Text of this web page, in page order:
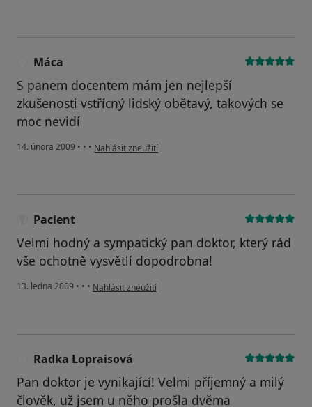
Máca
S panem docentem mám jen nejlepší
zkušenosti vstřícný lidský obětavý, takových se
moc nevidí
14. února 2009 • • • podle názoru uživatele Máca
Nahlásit zneužití
Pacient
Velmi hodný a sympatický pan doktor, který rád
vše ochotně vysvětlí dopodrobna!
13. ledna 2009 • • • podle názoru uživatele Pacient
Nahlásit zneužití
Radka Lopraisová
Pan doktor je vynikající! Velmi příjemný a milý
člověk, už jsem u něho prošla dvěma